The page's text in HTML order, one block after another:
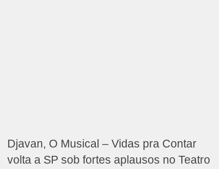
Djavan, O Musical – Vidas pra Contar
volta a SP sob fortes aplausos no Teatro